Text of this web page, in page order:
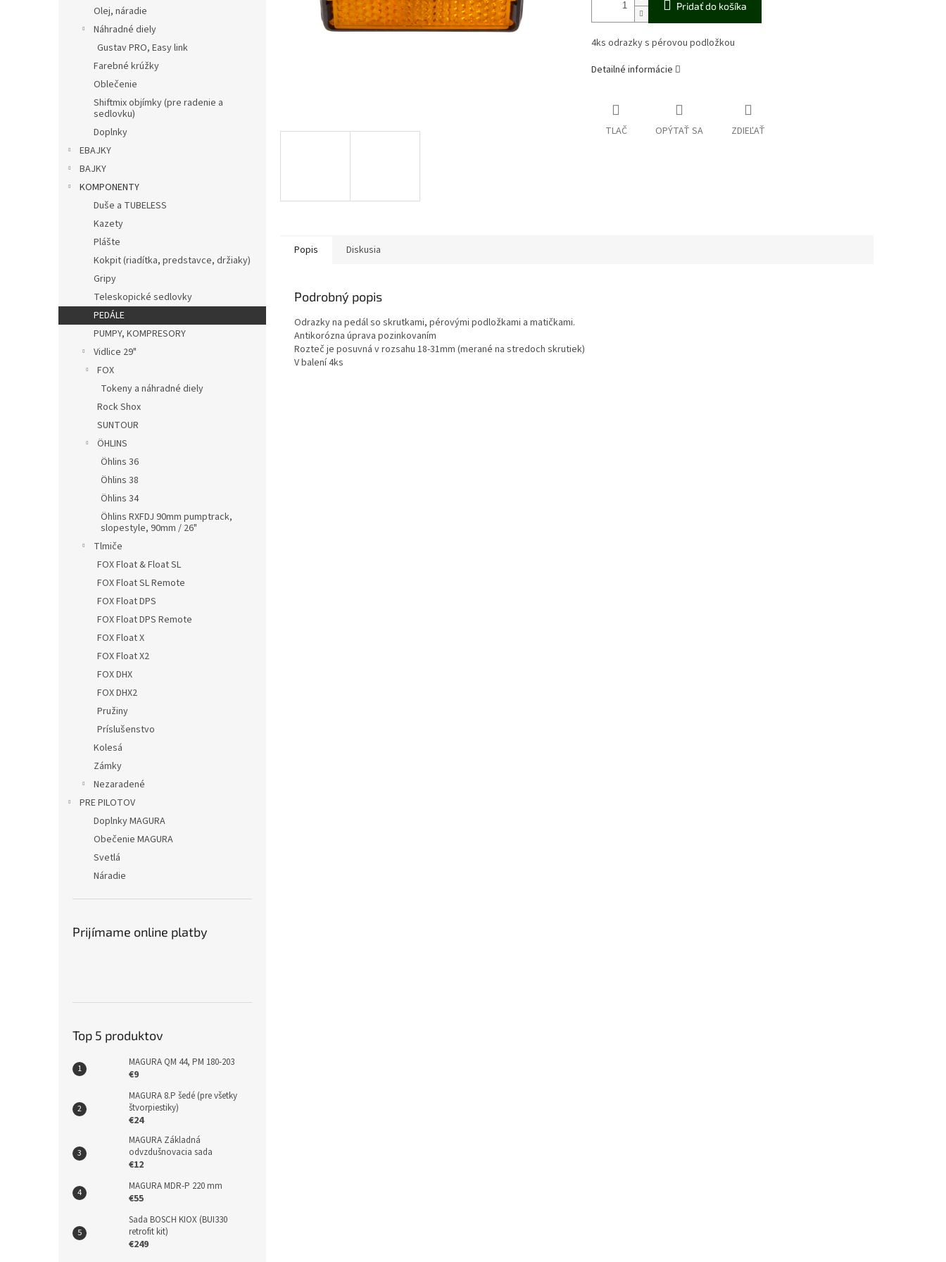
Olej, náradie
Náhradné diely
Gustav PRO, Easy link
Farebné krúžky
Oblečenie
Shiftmix objímky (pre radenie a
sedlovku)
Doplnky
EBAJKY
BAJKY
KOMPONENTY
Duše a TUBELESS
Kazety
Plášte
Kokpit (riadítka, predstavce, držiaky)
Gripy
Teleskopické sedlovky
PEDÁLE
PUMPY, KOMPRESORY
Vidlice 29"
FOX
Tokeny a náhradné diely
Rock Shox
SUNTOUR
ÖHLINS
Öhlins 36
Öhlins 38
Öhlins 34
Öhlins RXFDJ 90mm pumptrack,
slopestyle, 90mm / 26"
Tlmiče
FOX Float & Float SL
FOX Float SL Remote
FOX Float DPS
FOX Float DPS Remote
FOX Float X
FOX Float X2
FOX DHX
FOX DHX2
Pružiny
Príslušenstvo
Kolesá
Zámky
Nezaradené
PRE PILOTOV
Doplnky MAGURA
Obečenie MAGURA
Svetlá
Náradie
Prijímame online platby
Top 5 produktov
MAGURA QM 44, PM 180-203
€9
MAGURA 8.P šedé (pre všetky
štvorpiestiky)
€24
MAGURA Základná
odvzdušnovacia sada
€12
MAGURA MDR-P 220 mm
€55
Sada BOSCH KIOX (BUI330
retrofit kit)
€249
Pridať do košíka
4ks odrazky s pérovou podložkou
Detailné informácie
TLAČ OPÝTAŤ SA ZDIEĽAŤ
Popis Diskusia
Podrobný popis
Odrazky na pedál so skrutkami, pérovými podložkami a matičkami.
Antikorózna úprava pozinkovaním
Rozteč je posuvná v rozsahu 18-31mm (merané na stredoch skrutiek)
V balení 4ks